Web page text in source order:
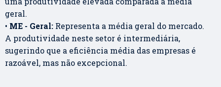
geral.
• ME - Geral: Representa a média geral do mercado.
A produtividade neste setor é intermediária,
sugerindo que a eficiência média das empresas é
razoável, mas não excepcional.